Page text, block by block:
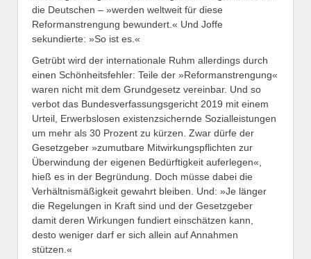
die Deutschen – »werden weltweit für diese
Reformanstrengung bewundert.« Und Joffe
sekundierte: »So ist es.«
Getrübt wird der internationale Ruhm allerdings durch
einen Schönheitsfehler: Teile der »Reformanstrengung«
waren nicht mit dem Grundgesetz vereinbar. Und so
verbot das Bundesverfassungsgericht 2019 mit einem
Urteil, Erwerbslosen existenzsichernde Sozialleistungen
um mehr als 30 Prozent zu kürzen. Zwar dürfe der
Gesetzgeber »zumutbare Mitwirkungspflichten zur
Überwindung der eigenen Bedürftigkeit auferlegen«,
hieß es in der Begründung. Doch müsse dabei die
Verhältnismäßigkeit gewahrt bleiben. Und: »Je länger
die Regelungen in Kraft sind und der Gesetzgeber
damit deren Wirkungen fundiert einschätzen kann,
desto weniger darf er sich allein auf Annahmen
stützen.«